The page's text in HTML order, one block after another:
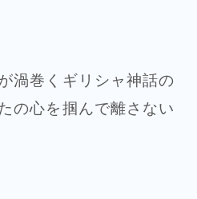
渦巻くギリシャ神話の
の心を掴んで離さない